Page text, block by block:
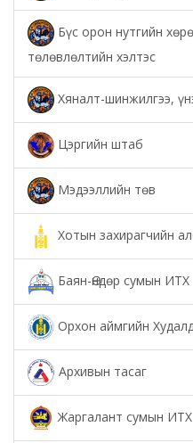
Бүс орон нутгийн
төлөвлөлтийн хэлтэс
Хяналт-шинжилгээ,
Цэргийн штаб
Мэдээллийн төв
Хотын захирагчийн
Баян-Өндөр сумын ИТХ
Орхон аймгийн
Архивын тасаг
Жаргалант сумын ИТХ